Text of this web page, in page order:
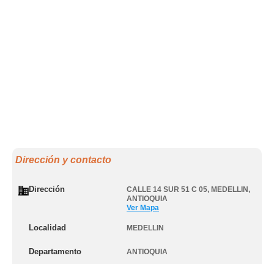
Dirección y contacto
Dirección CALLE 14 SUR 51 C 05, MEDELLIN ,
ANTIOQUIA
Ver Mapa
Localidad MEDELLIN
Departamento ANTIOQUIA